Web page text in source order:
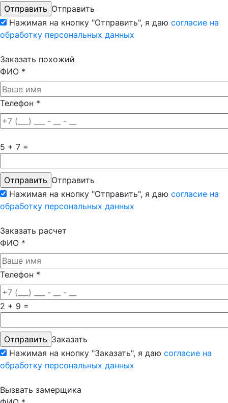
Отправить
Нажимая на кнопку "Отправить", я даю согласие на
обработку персональных данных
Заказать похожий
ФИО *
Телефон *
5 + 7 =
Отправить
Нажимая на кнопку "Отправить", я даю согласие на
обработку персональных данных
Заказать расчет
ФИО *
Телефон *
2 + 9 =
Заказать
Нажимая на кнопку "Заказать", я даю согласие на
обработку персональных данных
Вызвать замерщика